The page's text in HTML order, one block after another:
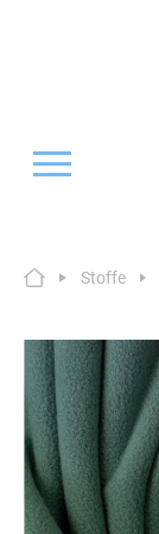
Stoffe